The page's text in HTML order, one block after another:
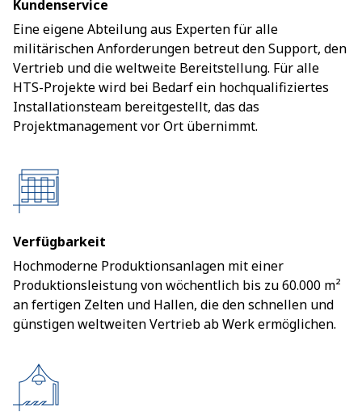
Kundenservice
Eine eigene Abteilung aus Experten für alle
militärischen Anforderungen betreut den Support, den
Vertrieb und die weltweite Bereitstellung. Für alle
HTS-Projekte wird bei Bedarf ein hochqualifiziertes
Installationsteam bereitgestellt, das das
Projektmanagement vor Ort übernimmt.
Verfügbarkeit
Hochmoderne Produktionsanlagen mit einer
Produktionsleistung von wöchentlich bis zu 60.000 m²
an fertigen Zelten und Hallen, die den schnellen und
günstigen weltweiten Vertrieb ab Werk ermöglichen.